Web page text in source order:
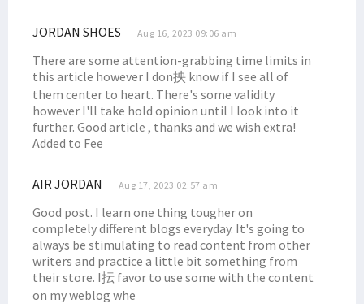
JORDAN SHOES Aug 16, 2023 09:06 am
There are some attention-grabbing time limits in
this article however I don抰 know if I see all of
them center to heart. There's some validity
however I'll take hold opinion until I look into it
further. Good article , thanks and we wish extra!
Added to Fee
AIR JORDAN Aug 17, 2023 02:57 am
Good post. I learn one thing tougher on
completely different blogs everyday. It's going to
always be stimulating to read content from other
writers and practice a little bit something from
their store. I抎 favor to use some with the content
on my weblog whe